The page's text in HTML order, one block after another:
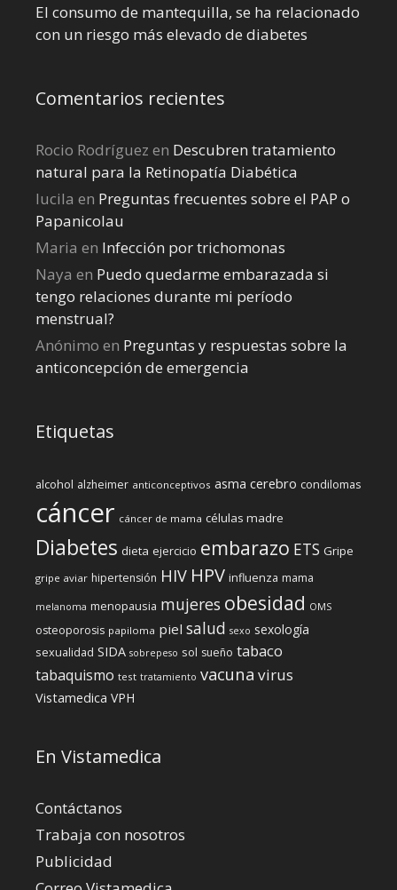
El consumo de mantequilla, se ha relacionado
con un riesgo más elevado de diabetes
Comentarios recientes
Rocio Rodríguez en Descubren tratamiento
natural para la Retinopatía Diabética
lucila en Preguntas frecuentes sobre el PAP o
Papanicolau
Maria en Infección por trichomonas
Naya en Puedo quedarme embarazada si
tengo relaciones durante mi perí­odo
menstrual?
Anónimo en Preguntas y respuestas sobre la
anticoncepción de emergencia
Etiquetas
alcohol alzheimer anticonceptivos asma cerebro condilomas
cáncer cáncer de mama células madre
Diabetes dieta ejercicio embarazo ETS Gripe
gripe aviar hipertensión HIV HPV influenza mama
melanoma menopausia mujeres obesidad OMS
osteoporosis papiloma piel salud sexo sexología
sexualidad SIDA sobrepeso sol sueño tabaco
tabaquismo test tratamiento vacuna virus
Vistamedica VPH
En Vistamedica
Contáctanos
Trabaja con nosotros
Publicidad